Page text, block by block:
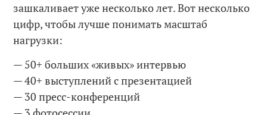
зашкаливает уже несколько лет. Вот несколько
цифр, чтобы лучше понимать масштаб
нагрузки:
— 50+ больших «живых» интервью
— 40+ выступлений с презентацией
— 30 пресс-конференций